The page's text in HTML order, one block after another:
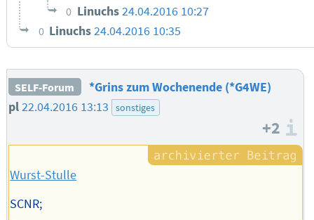
0 Linuchs24.04.2016 10:27
0 Linuchs24.04.2016 10:35
SELF-Forum
*Grins zum Wochenende (*G4WE)
pl22.04.2016 13:13 sonstiges
+2
Wurst-Stulle
SCNR;